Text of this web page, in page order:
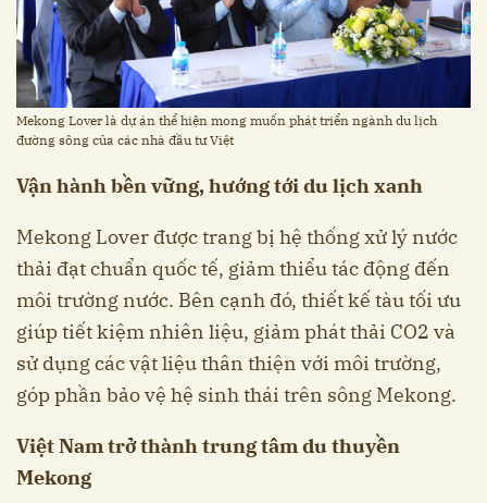
Mekong Lover là dự án thể hiện mong muốn phát triển ngành du lịch
đường sông của các nhà đầu tư Việt
Vận hành bền vững, hướng tới du lịch xanh
Mekong Lover được trang bị hệ thống xử lý nước
thải đạt chuẩn quốc tế, giảm thiểu tác động đến
môi trường nước. Bên cạnh đó, thiết kế tàu tối ưu
giúp tiết kiệm nhiên liệu, giảm phát thải CO2 và
sử dụng các vật liệu thân thiện với môi trường,
góp phần bảo vệ hệ sinh thái trên sông Mekong.
Việt Nam trở thành trung tâm du thuyền
Mekong